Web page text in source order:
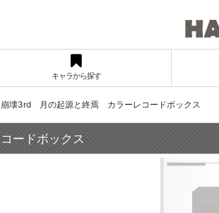
キャラから探す
崩壊3rd 月の起源と終焉 カラーレコードボックス
ードボックス